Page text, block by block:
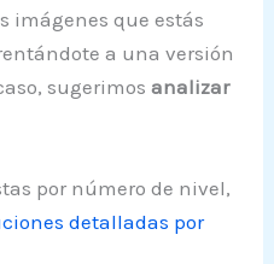
imágenes que estás
a una versión
sugerimosanalizar
por número de nivel,
detalladas por